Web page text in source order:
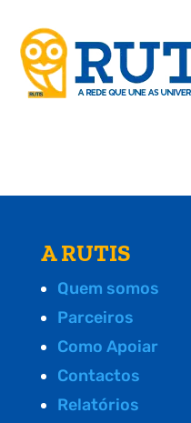
A RUTIS
Quem somos
Parceiros
Como Apoiar
Contactos
Relatórios